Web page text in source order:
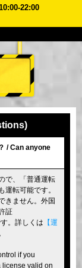
22:00
価格
東京 渋谷
東京ベイ
大阪
/ Can anyone
で、「普通運転
転可能です。
きません。外国
証
。詳しくは 【運
if you
license valid on